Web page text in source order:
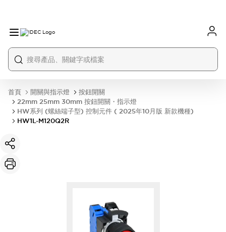
首頁 開關與指示燈
按鈕開關
22mm 25mm 30mm 按鈕開關・指示燈
HW系列 (螺絲端子型) 控制元件 ( 2025年10月版 新款機種)
HW1L-M120Q2R